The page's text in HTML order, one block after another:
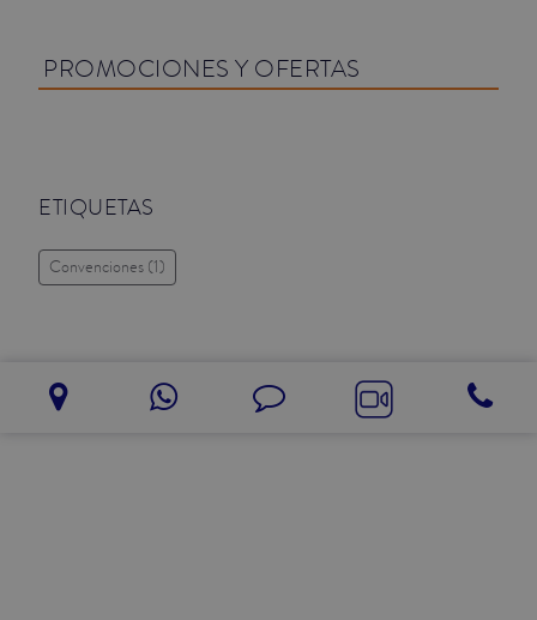
PROMOCIONES Y OFERTAS
ETIQUETAS
Convenciones (1)